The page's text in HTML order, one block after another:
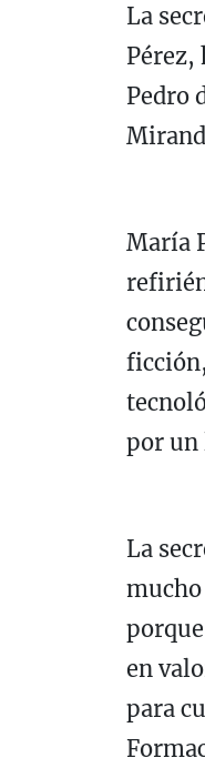
La
Pérez,
Pedro
María
por un
La
en
para